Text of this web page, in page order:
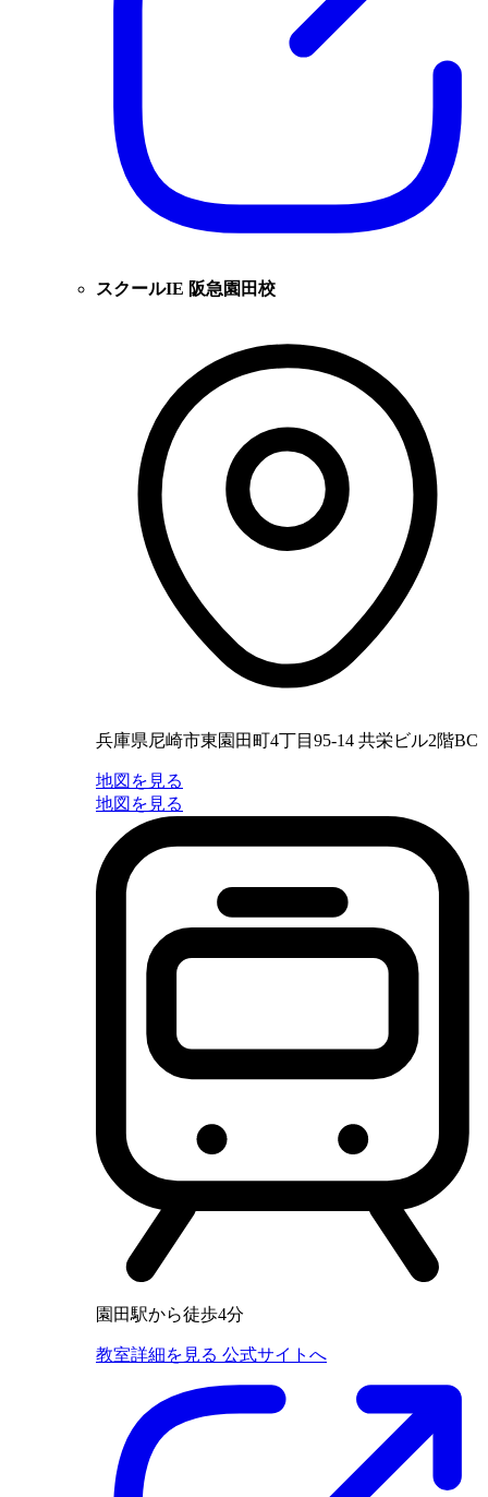
スクールIE 阪急園田校
兵庫県尼崎市東園田町4丁目95-14 共栄ビル2階BC
地図を見る
地図を見る
園田駅から徒歩4分
教室詳細を見る 公式サイトへ